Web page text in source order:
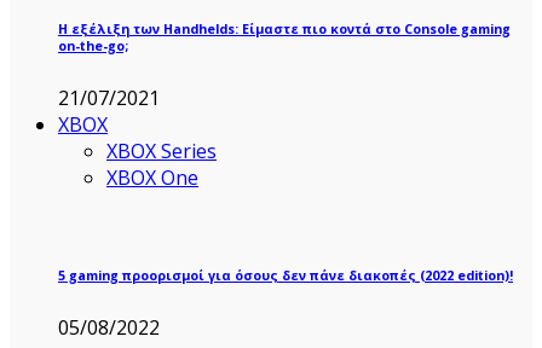
Η εξέλιξη των Handhelds: Είμαστε πιο κοντά στο Console gaming
on-the-go;
21/07/2021
XBOX
XBOX Series
XBOX One
5 gaming προορισμοί για όσους δεν πάνε διακοπές (2022 edition)!
05/08/2022